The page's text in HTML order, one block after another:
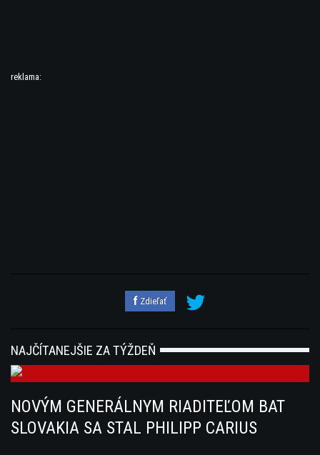
reklama:
Zdieľať
NAJČÍTANEJŠIE ZA TÝŽDEŇ
NOVÝM GENERÁLNYM RIADITEĽOM BAT
SLOVAKIA SA STAL PHILIPP CARIUS